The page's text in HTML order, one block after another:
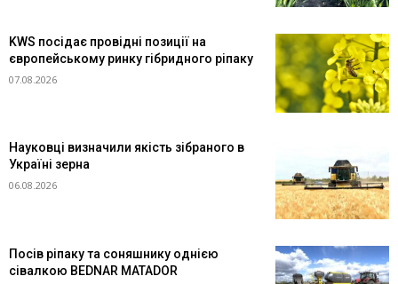
KWS посідає провідні позиції на
європейському ринку гібридного ріпаку
07.08.2026
Науковці визначили якість зібраного в
Україні зерна
06.08.2026
Посів ріпаку та соняшнику однією
сівалкою BEDNAR MATADOR